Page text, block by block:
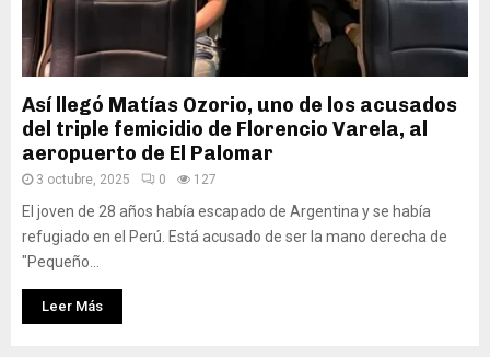
Así llegó Matías Ozorio, uno de los acusados
del triple femicidio de Florencio Varela, al
aeropuerto de El Palomar
3 octubre, 2025 0 127
El joven de 28 años había escapado de Argentina y se había
refugiado en el Perú. Está acusado de ser la mano derecha de
"Pequeño...
Leer Más